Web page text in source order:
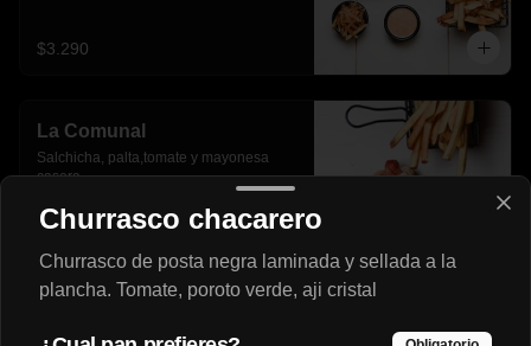
$3.290
La Comunal
Salchicha, palta,tomate y mayonesa
casera
$2.590
Churrasco chacarero
Churrasco de posta negra laminada y sellada a la
plancha. Tomate, poroto verde, aji cristal